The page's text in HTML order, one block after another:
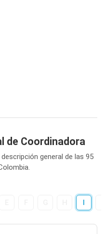
de Coordinadora
general de las 95
I